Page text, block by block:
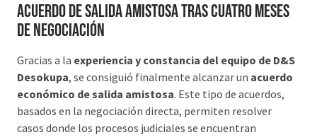
Acuerdo de salida amistosa tras cuatro meses
de negociación
Gracias a la experiencia y constancia del equipo de D&S
Desokupa, se consiguió finalmente alcanzar un acuerdo
económico de salida amistosa. Este tipo de acuerdos,
basados en la negociación directa, permiten resolver
casos donde los procesos judiciales se encuentran